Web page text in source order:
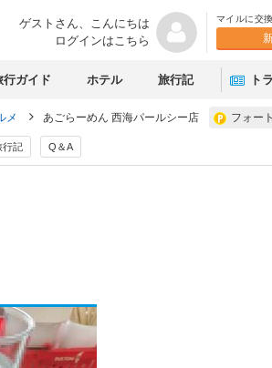
ゲストさん、 こんにちは
ログインはこちら
マイルに交
行ガイド ホテル 旅行記 ト
フォー
メ あごらーめん 西海パールシー店
行記 Q＆A